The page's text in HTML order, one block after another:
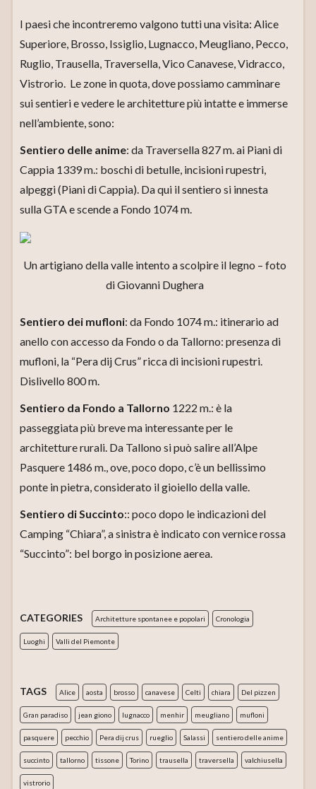
I paesi che incontreremo valgono tutti una visita: Alice
Superiore, Brosso, Issiglio, Lugnacco, Meugliano, Pecco,
Ruglio, Trausella, Traversella, Vico Canavese, Vidracco,
Vistrorio. Le zone in quota, dove possiamo camminare
sui sentieri e vedere le architetture più intatte e immerse
nell’ambiente, sono:
Sentiero delle anime: da Traversella 827 m. ai Piani di
Cappia 1339 m.: boschi di betulle, incisioni rupestri,
alpeggi (Piani di Cappia). Da qui il sentiero si innesta
sulla GTA e scende a Fondo 1074 m.
Un artigiano della valle intento a scolpire il legno – foto
di Giovanni Dughera
Sentiero dei mufloni: da Fondo 1074 m.: itinerario ad
anello con accesso da Fondo o da Tallorno: presenza di
mufloni, la “Pera dij Crus” ricca di incisioni rupestri.
Dislivello 800 m.
Sentiero da Fondo a Tallorno 1222 m.: è la
passeggiata più breve ma interessante per le
architetture rurali. Da Tallono si può salire all’Alpe
Pasquere 1486 m., ove, poco dopo, c’è un bellissimo
ponte in pietra, considerato il gioiello della valle.
Sentiero di Succinto:: poco dopo le indicazioni del
Camping “Chiara”, a sinistra è indicato con vernice rossa
“Succinto”: bel borgo in posizione aerea.
CATEGORIES Architetture spontanee e popolari Cronologia
Luoghi Valli del Piemonte
TAGS Alice aosta brosso canavese Celti chiara Del pizzen
Gran paradiso jean giono lugnacco menhir meugliano mufloni
pasquere pecchio Pera dij crus rueglio Salassi sentiero delle anime
succinto tallorno tissone Torino trausella traversella valchiusella
vistrorio